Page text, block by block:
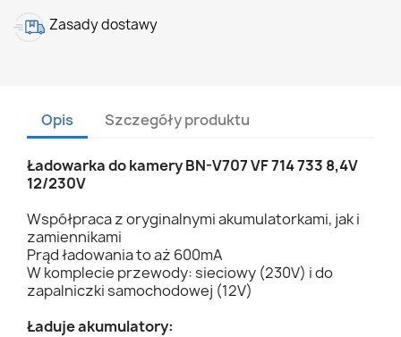
Zasady dostawy
Opis Szczegóły produktu
Ładowarka do kamery BN-V707 VF 714 733 8,4V
12/230V
Współpraca z oryginalnymi akumulatorkami, jak i
zamiennikami
Prąd ładowania to aż 600mA
W komplecie przewody: sieciowy (230V) i do
zapalniczki samochodowej (12V)
Ładuje akumulatory: